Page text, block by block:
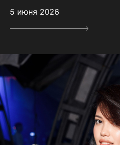
5 июня 2026